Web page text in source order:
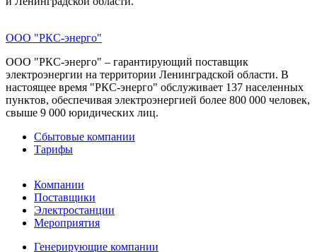
ООО "РКС-энерго"
ООО "РКС-энерго" – гарантирующий поставщик
электроэнергии на территории Ленинградской области. В
настоящее время "РКС-энерго" обслуживает 137 населенных
пунктов, обеспечивая электроэнергией более 800 000 человек,
свыше 9 000 юридических лиц.
Сбытовые компании
Тарифы
Компании
Поставщики
Электростанции
Мероприятия
Генерирующие компании